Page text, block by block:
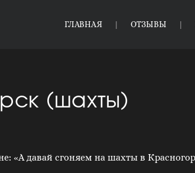
ГЛАВНАЯ ОТЗЫВЫ
(шахты)
«А давай сгоняем на шахты в